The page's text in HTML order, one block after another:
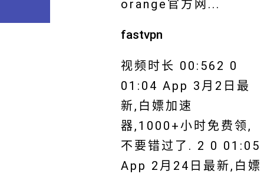
orange官方网...
fastvpn
视频时长 00:562 0
01:04 App 3月2日最
新,白嫖加速
器,1000+小时免费领,
不要错过了. 2 0 01:05
App 2月24日最新,白嫖